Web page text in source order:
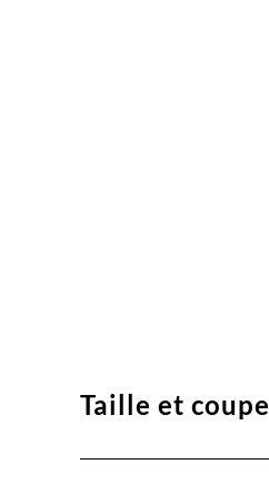
Taille et coupe